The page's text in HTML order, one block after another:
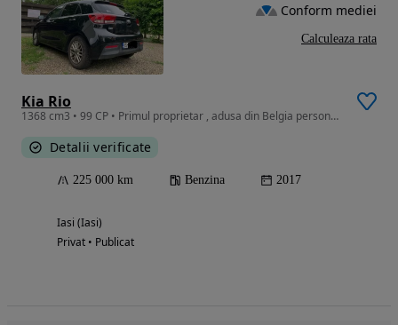
Kia Rio
1368 cm3 • 99 CP • Primul proprietar , adusa din Belgia personal pe roti, cutie automata.
Detalii verificate
225 000 km Benzina 2017
Iasi (Iasi)
Privat • Publicat
Conform mediei
Calculeaza rata